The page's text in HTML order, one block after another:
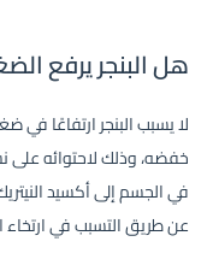
هل البنجر يرفع
لا يسبب البنجر ارتفاعًا في
خفضه، وذلك لاحتوائه على
في الجسم إلى أكسيد
عن طريق التسبب في ارتخاء